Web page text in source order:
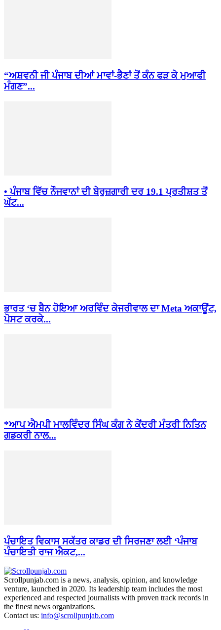
“ਅਸ਼ਵਨੀ ਜੀ ਪੰਜਾਬ ਦੀਆਂ ਮਾਵਾਂ-ਭੈਣਾਂ ਤੋਂ ਕੰਨ ਫੜ ਕੇ ਮੁਆਫੀ
ਮੰਗਣ”...
• ਪੰਜਾਬ ਵਿੱਚ ਨੌਜਵਾਨਾਂ ਦੀ ਬੇਰੁਜ਼ਗਾਰੀ ਦਰ 19.1 ਪ੍ਰਤੀਸ਼ਤ ਤੋਂ
ਘੱਟ...
ਭਾਰਤ ‘ਚ ਬੈਨ ਹੋਇਆ ਅਰਵਿੰਦ ਕੇਜਰੀਵਾਲ ਦਾ Meta ਅਕਾਊਂਟ,
ਪੋਸਟ ਕਰਕੇ...
*ਆਪ ਐਮਪੀ ਮਾਲਵਿੰਦਰ ਸਿੰਘ ਕੰਗ ਨੇ ਕੇਂਦਰੀ ਮੰਤਰੀ ਨਿਤਿਨ
ਗਡਕਰੀ ਨਾਲ...
ਪੰਚਾਇਤ ਵਿਕਾਸ ਸਕੱਤਰ ਕਾਡਰ ਦੀ ਸਿਰਜਣਾ ਲਈ ‘ਪੰਜਾਬ
ਪੰਚਾਇਤੀ ਰਾਜ ਐਕਟ,...
Scrollpunjab.com is a news, analysis, opinion, and knowledge
venture, launched in 2020. Its leadership team includes the most
experienced and respected journalists with proven track records in
the finest news organizations.
Contact us: info@scrollpunjab.com